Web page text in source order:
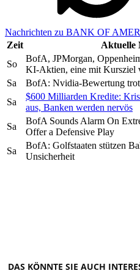
Nachrichten zu BANK OF
Zeit
Aktuelle
So
BofA, JPMorgan,
KI-Aktien, eine mit Kursziel
Sa
BofA: Nvidia-Bewertung
Sa
$600 Milliarden Kredite:
aus, Banken werden nervös
Sa
BofA Sounds Alarm On
Offer a Defensive Play
Sa
BofA: Golfstaaten stützen
Unsicherheit